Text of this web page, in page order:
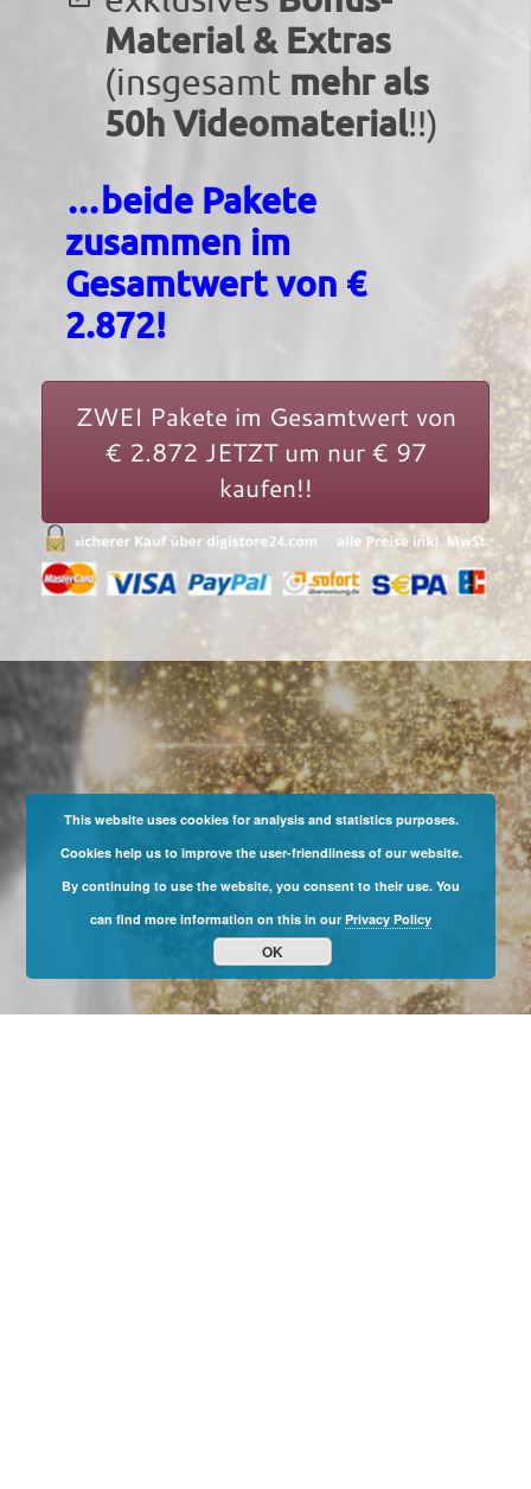
Material & Extras
(insgesamt mehr als
50h Videomaterial!!)
…beide Pakete
zusammen im
Gesamtwert von €
2.872!
ZWEI Pakete im Gesamtwert von
€ 2.872 JETZT um nur € 97
kaufen!!
This website uses cookies for analysis and statistics purposes.
Cookies help us to improve the user-friendliness of our website.
By continuing to use the website, you consent to their use. You
can find more information on this in ourPrivacy Policy
OK